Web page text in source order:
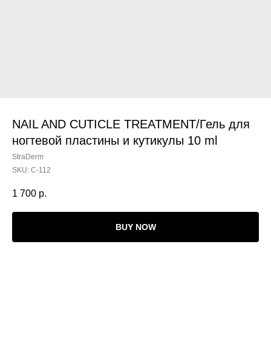
NAIL AND CUTICLE TREATMENT/Гель для
ногтевой пластины и кутикулы 10 ml
StraDerm
SKU: C-112
1 700 р.
BUY NOW